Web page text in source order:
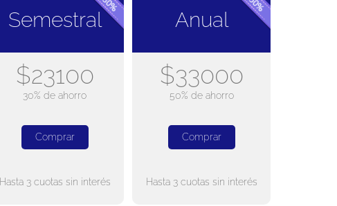
Semestral
$23100
30% de ahorro
Comprar
Hasta 3 cuotas sin interés
Anual
$33000
50% de ahorro
Comprar
Hasta 3 cuotas sin interés